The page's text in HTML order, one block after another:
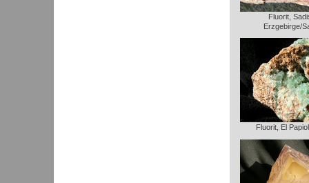
Fluorit,
Erzgebirge/
Fluorit, El